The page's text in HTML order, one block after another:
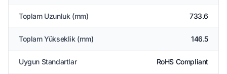
Toplam Uzunluk (mm) 733.6
Toplam Yükseklik (mm) 146.5
Uygun Standartlar RoHS Compliant